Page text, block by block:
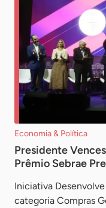
Economia & Política
Presidente
Prêmio Sebrae
Iniciativa
categoria Compras